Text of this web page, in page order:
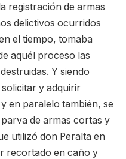
registración de armas
delictivos ocurridos
el tiempo, tomaba
aquél proceso las
Y siendo
y adquirir
en paralelo también, se
de armas cortas y
utilizó don Peralta en
recortado en caño y